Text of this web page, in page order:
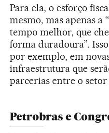
Para ela, o esforço
mesmo, mas apenas a
tempo melhor, que
forma duradoura”.
por exemplo, em
infraestrutura que
parcerias entre o
Petrobras e